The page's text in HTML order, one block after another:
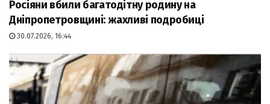
Росіяни вбили багатодітну родину на
Дніпропетровщині: жахливі подробиці
30.07.2026, 16:44